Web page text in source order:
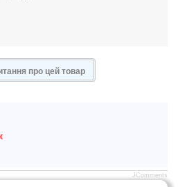
про цей товар
JComments